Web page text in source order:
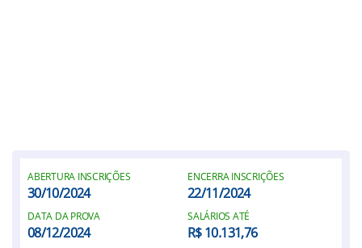
ABERTURA INSCRIÇÕES
30/10/2024
ENCERRA INSCRIÇÕES
22/11/2024
DATA DA PROVA
08/12/2024
SALÁRIOS ATÉ
R$ 10.131,76